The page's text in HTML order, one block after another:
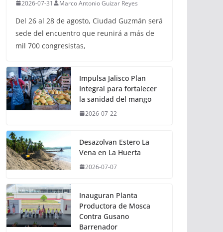
2026-07-31 Marco Antonio Guizar Reyes
Del 26 al 28 de agosto, Ciudad Guzmán será
sede del encuentro que reunirá a más de
mil 700 congresistas,
Impulsa Jalisco Plan
Integral para fortalecer
la sanidad del mango
2026-07-22
Desazolvan Estero La
Vena en La Huerta
2026-07-07
Inauguran Planta
Productora de Mosca
Contra Gusano
Barrenador